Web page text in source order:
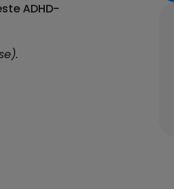
ADHD-